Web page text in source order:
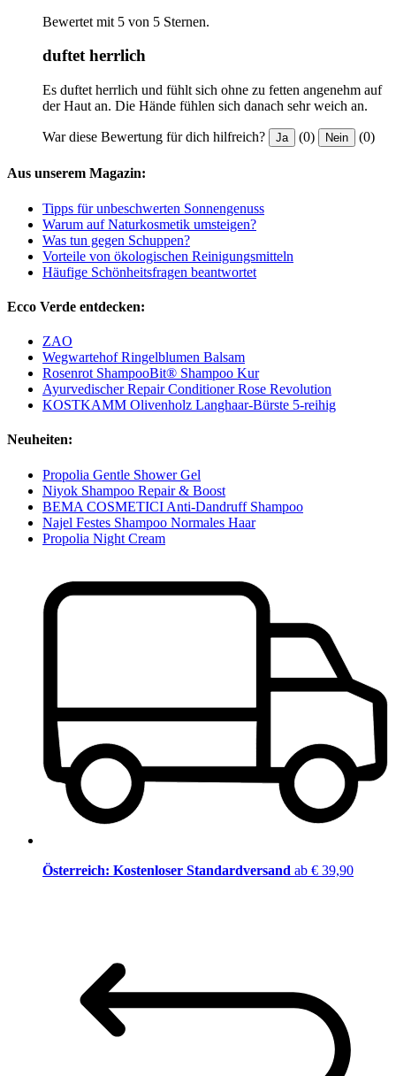
Bewertet mit 5 von 5 Sternen.
duftet herrlich
Es duftet herrlich und fühlt sich ohne zu fetten angenehm auf
der Haut an. Die Hände fühlen sich danach sehr weich an.
War diese Bewertung für dich hilfreich? Ja (0) Nein (0)
Aus unserem Magazin:
Tipps für unbeschwerten Sonnengenuss
Warum auf Naturkosmetik umsteigen?
Was tun gegen Schuppen?
Vorteile von ökologischen Reinigungsmitteln
Häufige Schönheitsfragen beantwortet
Ecco Verde entdecken:
ZAO
Wegwartehof Ringelblumen Balsam
Rosenrot ShampooBit® Shampoo Kur
Ayurvedischer Repair Conditioner Rose Revolution
KOSTKAMM Olivenholz Langhaar-Bürste 5-reihig
Neuheiten:
Propolia Gentle Shower Gel
Niyok Shampoo Repair & Boost
BEMA COSMETICI Anti-Dandruff Shampoo
Najel Festes Shampoo Normales Haar
Propolia Night Cream
Österreich: Kostenloser Standardversand ab € 39,90